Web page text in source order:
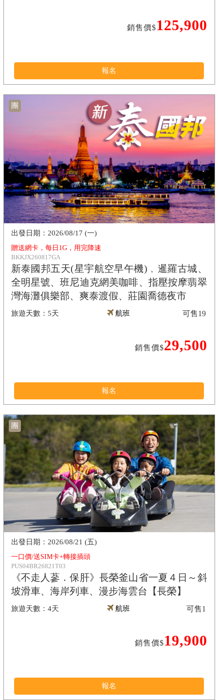
銷售價$125,900
報名
團
贈送網卡，每日1G，用完降速
BKKJX260817GA
新泰國邦五天(星宇航空早午機)﹐暹羅古城、
全明星號、班尼迪克網美咖啡、指壓按摩翡翠
灣海灘俱樂部、爽泰渡假、莊園喬德夜市
5天
2026/08/17 (一)
航班
銷售價$29,500
可售19
報名
團
一口價/送SIM卡+轉接插頭
PUS04BR26821T03
《不走人蔘．保肝》長榮釜山省一夏４日～斜
坡滑車、海岸列車、漫步海雲台【長榮】
4天
2026/08/21 (五)
航班
銷售價$19,900
可售1
報名